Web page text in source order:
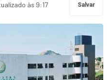
às 9:17 Salvar